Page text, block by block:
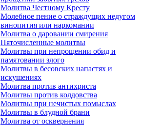
Молитва Честному Кресту
Молебное пение о страждущих недугом
винопития или наркомании
Молитва о даровании смирения
Пяточисленные молитвы
Молитвы при непрощении обид и
памятовании злого
Молитвы в бесовских напастях и
искушениях
Молитва против антихриста
Молитвы против колдовства
Молитвы при нечистых помыслах
Молитвы в блудной брани
Молитва от осквернения